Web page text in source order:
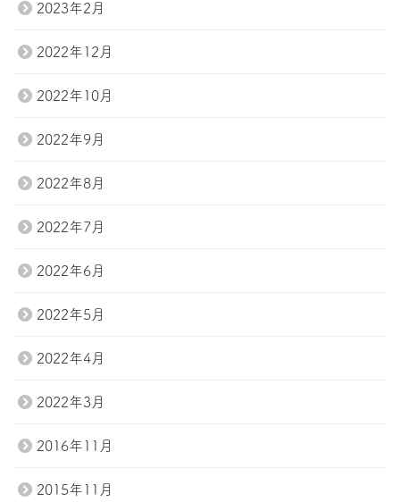
2023年2月
2022年12月
2022年10月
2022年9月
2022年8月
2022年7月
2022年6月
2022年5月
2022年4月
2022年3月
2016年11月
2015年11月